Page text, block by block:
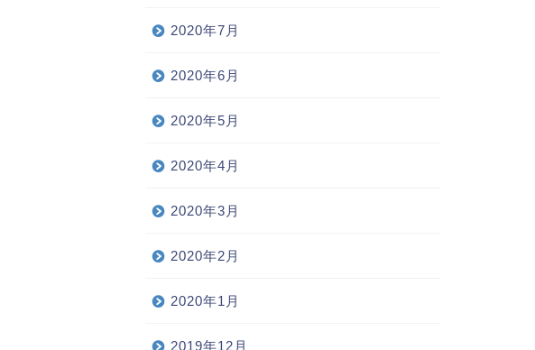
2020年7月
2020年6月
2020年5月
2020年4月
2020年3月
2020年2月
2020年1月
2019年12月